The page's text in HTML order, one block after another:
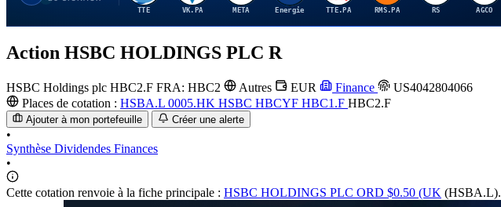
TTE VK.PA META Energie TTE.PA RMS.PA RS AGCO
Action HSBC HOLDINGS PLC R
HSBC Holdings plc HBC2.F FRA: HBC2 Autres EUR Finance
US4042804066
Places de cotation : HSBA.L 0005.HK HSBC HBCYF HBC1.F HBC2.F
Ajouter à mon portefeuille Créer une alerte
•
Synthèse Dividendes Finances
•
Cette cotation renvoie à la fiche principale : HSBC HOLDINGS PLC ORD $0.50 (UK (HSBA.L).